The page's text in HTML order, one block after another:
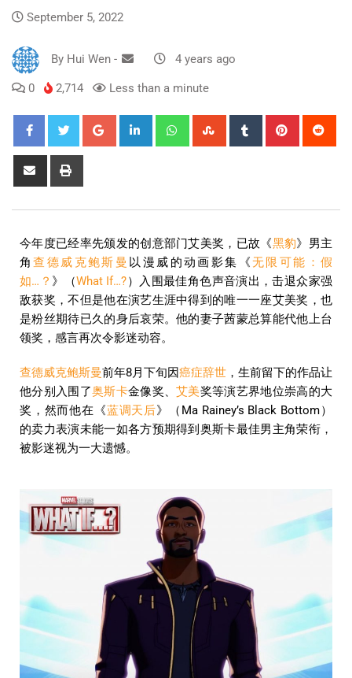
September 5, 2022
By Hui Wen - 4 years ago
0 2,714 Less than a minute
今年度已经率先颁发的创意部门艾美奖，已故《黑豹》男主
角查德威克鲍斯曼 以漫威的动画影集《无限可能：假
如…？ 》（What If…?）入围最佳角色声音演出，击退众家强
敌获奖，不但是他在演艺生涯中得到的唯一一座艾美奖，也
是粉丝期待已久的身后哀荣。他的妻子茜蒙总算能代他上台
领奖，感言再次令影迷动容。
查德威克鲍斯曼前年8月下旬因癌症辞世 ，生前留下的作品让
他分别入围了奥斯卡金像奖、艾美奖等演艺界地位崇高的大
奖，然而他在《蓝调天后》（Ma Rainey’s Black Bottom）
的卖力表演未能一如各方预期得到奥斯卡最佳男主角荣衔，
被影迷视为一大遗憾。